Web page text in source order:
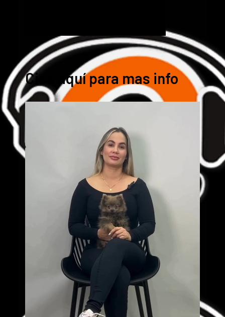
Cick aquí para mas info